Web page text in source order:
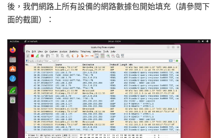
後，我們網路上所有設備的網路數據包開始填充（請參閱下
面的截圖）：